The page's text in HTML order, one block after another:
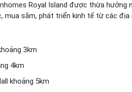
Royal Island được thừa hưởng
mua sắm, phát triển kinh tế từ các địa
3km
4km
khoảng 5km